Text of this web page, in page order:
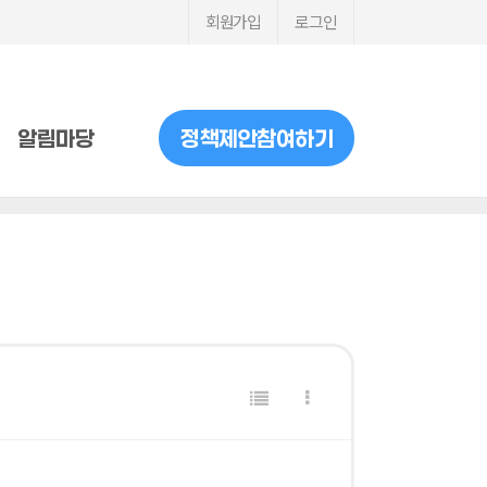
회원가입 로그인
알림마당 정책제안참여하기